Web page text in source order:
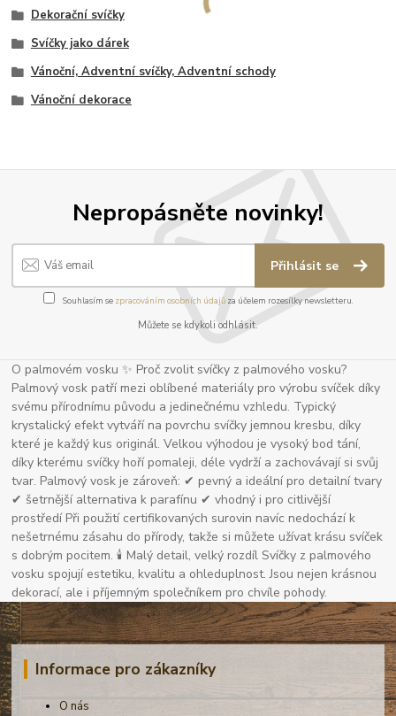
Dekorační svíčky
Svíčky jako dárek
Vánoční, Adventní svíčky, Adventní schody
Vánoční dekorace
Nepropásněte novinky!
Přihlásit se
Souhlasím se zpracováním osobních údajůza účelem rozesílky newsletteru.
Můžete se kdykoli odhlásit.
O palmovém vosku ✨ Proč zvolit svíčky z palmového vosku?
Palmový vosk patří mezi oblíbené materiály pro výrobu svíček díky
svému přírodnímu původu a jedinečnému vzhledu. Typický
krystalický efekt vytváří na povrchu svíčky jemnou kresbu, díky
které je každý kus originál. Velkou výhodou je vysoký bod tání,
díky kterému svíčky hoří pomaleji, déle vydrží a zachovávají si svůj
tvar. Palmový vosk je zároveň: ✔ pevný a ideální pro detailní tvary
✔ šetrnější alternativa k parafínu ✔ vhodný i pro citlivější
prostředí Při použití certifikovaných surovin navíc nedochází k
nešetrnému zásahu do přírody, takže si můžete užívat krásu svíček
s dobrým pocitem. 🕯 Malý detail, velký rozdíl Svíčky z palmového
vosku spojují estetiku, kvalitu a ohleduplnost. Jsou nejen krásnou
dekorací, ale i příjemným společníkem pro chvíle pohody.
Informace pro zákazníky
O nás